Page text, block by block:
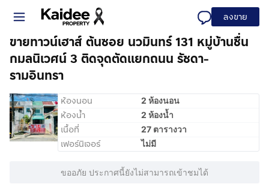
ลงขาย
ขายทาวน์เฮาส์ ต้นซอย นวมินทร์ 131 หมู่บ้านชื่น
กมลนิเวศน์ 3 ติดจุดตัดแยกถนน รัชดา-
รามอินทรา
ห้องนอน 2 ห้องนอน
ห้องน้ำ 2 ห้องน้ำ
เนื้อที่ 27 ตารางวา
เฟอร์นิเจอร์ ไม่มี
ขออภัย ประกาศนี้ยังไม่สามารถเข้าชมได้